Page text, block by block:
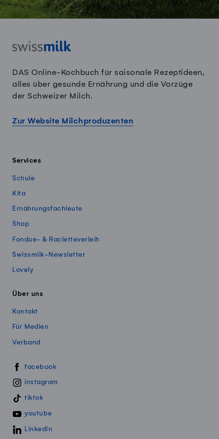
DAS Online-Kochbuch für saisonale Rezeptideen,
alles über gesunde Ernährung und die Vorzüge
der Schweizer Milch.
Zur Website Milchproduzenten
Services
Schule
Kita
Ernährungsfachleute
Shop
Fondue- & Racletteverleih
Swissmilk-Newsletter
Lovely
Über uns
Kontakt
Für Medien
Verband
Swissmillk auf Social Media
facebook
instagram
tiktok
youtube
LinkedIn